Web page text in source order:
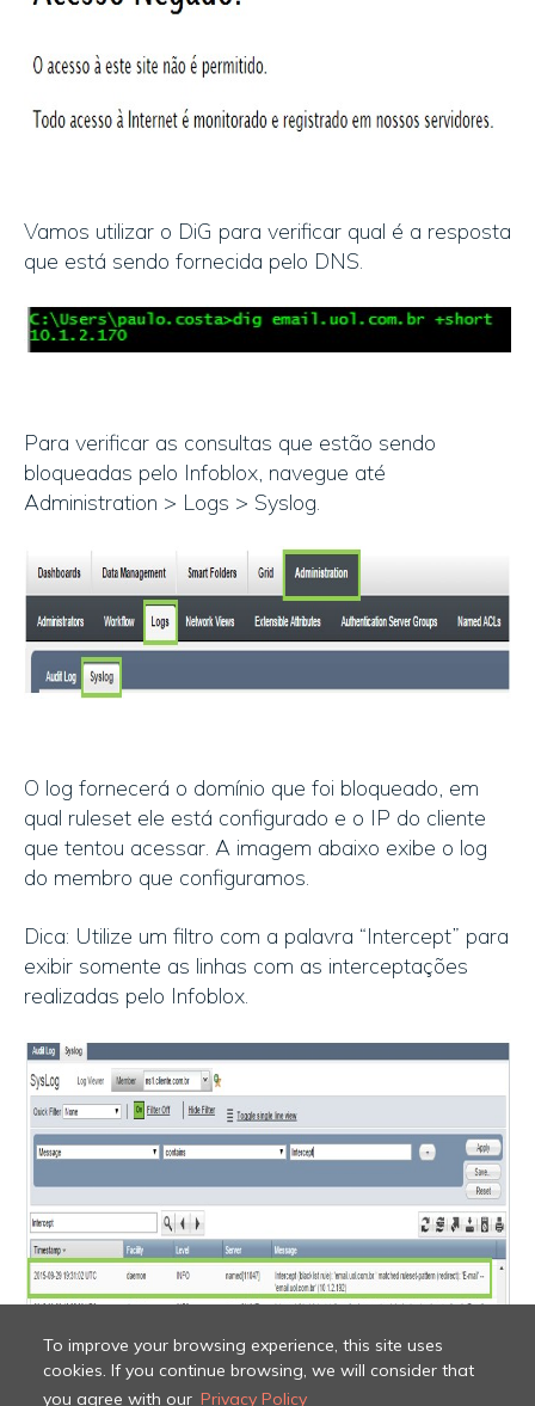
To improve your browsing experience, this site uses
cookies. If you continue browsing, we will consider that
you agree with our Privacy Policy
Vamos utilizar o DiG para verificar qual é a resposta
que está sendo fornecida pelo DNS.
Para verificar as consultas que estão sendo
bloqueadas pelo Infoblox, navegue até
Administration > Logs > Syslog.
O log fornecerá o domínio que foi bloqueado, em
qual ruleset ele está configurado e o IP do cliente
que tentou acessar. A imagem abaixo exibe o log
do membro que configuramos.
Dica: Utilize um filtro com a palavra “Intercept” para
exibir somente as linhas com as interceptações
realizadas pelo Infoblox.